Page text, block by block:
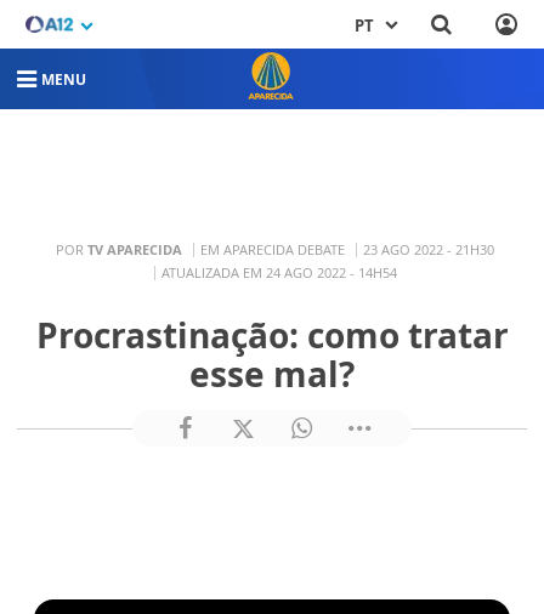
PT
MENU
POR TV APARECIDA EM APARECIDA DEBATE
23 AGO 2022 - 21H30
ATUALIZADA EM 24 AGO 2022 - 14H54
Procrastinação: como tratar
esse mal?